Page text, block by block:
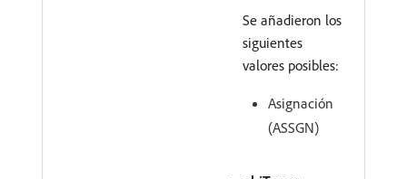
Se añadieron los
siguientes
valores posibles:
Asignación
(ASSGN)